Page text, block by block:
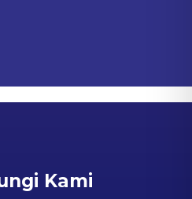
Kami